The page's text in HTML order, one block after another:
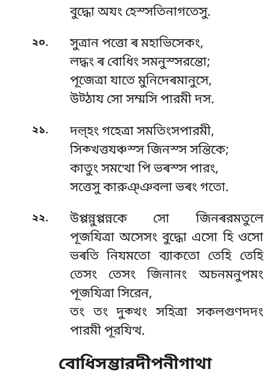
বুদ্ধো অযং হেস্সতিনাগতেসু.
২০.
সুত্ৰান পত্তো ৰ মহাভিসেকং,
লদ্ধং ৰ বোধিং সমনুস্সরন্তো;
পূজেত্ৰা যাতে মুনিদেৰমানুসে,
উট্ঠায সো সম্মসি পারমী দস.
২১.
দল়্হং গহেত্ৰা সমতিংসপারমী,
সিক্খত্তযঞ্চস্স জিনস্স সন্তিকে;
কাতুং সমত্থো পি ভৰস্স পারং,
সত্তেসু কারুঞ্ঞবলা ভৰং গতো.
২২.
উপ্পন্নুপ্পন্নকে সো জিনৰরমতুলে
পূজযিত্ৰা অসেসং বুদ্ধো এসো হি ওসো
ভৰতি নিযমতো ব্যাকতো তেহি তেহি
তেসং তেসং জিনানং অচনমনুপমং
পূজযিত্ৰা সিরেন,
তং তং দুক্খং সহিত্ৰা সকলগুণদদং
পারমী পূরযিত্থ.
বোধিসম্ভারদীপনীগাথা